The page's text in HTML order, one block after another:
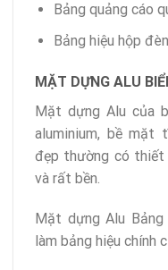
Bảng quảng cáo
Bảng hiệu hộp
MẶT DỰNG ALU
Mặt dựng Alu của
aluminium, bề mặt
đẹp thường có thiết
và rất bền.
Mặt dựng Alu
làm bảng hiệu chính